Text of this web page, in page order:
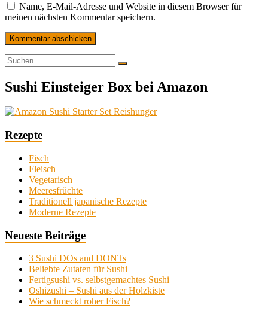
Name, E-Mail-Adresse und Website in diesem Browser für
meinen nächsten Kommentar speichern.
Sushi Einsteiger Box bei Amazon
Rezepte
Fisch
Fleisch
Vegetarisch
Meeresfrüchte
Traditionell japanische Rezepte
Moderne Rezepte
Neueste Beiträge
3 Sushi DOs and DONTs
Beliebte Zutaten für Sushi
Fertigsushi vs. selbstgemachtes Sushi
Oshizushi – Sushi aus der Holzkiste
Wie schmeckt roher Fisch?